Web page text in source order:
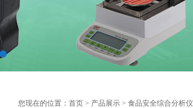
您现在的位置： 首页 > 产品展示 > 食品安全综合分析仪